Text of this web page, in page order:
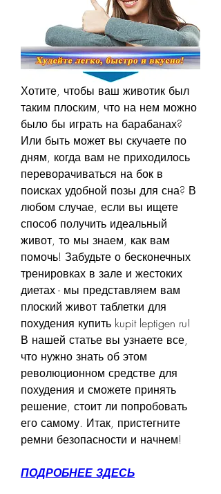
Хотите, чтобы ваш животик был
таким плоским, что на нем можно
было бы играть на барабанах?
Или быть может вы скучаете по
дням, когда вам не приходилось
переворачиваться на бок в
поисках удобной позы для сна? В
любом случае, если вы ищете
способ получить идеальный
живот, то мы знаем, как вам
помочь! Забудьте о бесконечных
тренировках в зале и жестоких
диетах - мы представляем вам
плоский живот таблетки для
похудения купить kupit leptigen ru!
В нашей статье вы узнаете все,
что нужно знать об этом
революционном средстве для
похудения и сможете принять
решение, стоит ли попробовать
его самому. Итак, пристегните
ремни безопасности и начнем!
ПОДРОБНЕЕ ЗДЕСЬ